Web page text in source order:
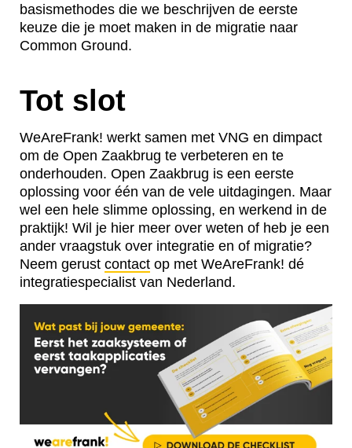
basismethodes die we beschrijven de eerste
keuze die je moet maken in de migratie naar
Common Ground.
Tot slot
WeAreFrank! werkt samen met VNG en dimpact
om de Open Zaakbrug te verbeteren en te
onderhouden. Open Zaakbrug is een eerste
oplossing voor één van de vele uitdagingen. Maar
wel een hele slimme oplossing, en werkend in de
praktijk! Wil je hier meer over weten of heb je een
ander vraagstuk over integratie en of migratie?
Neem gerust contact op met WeAreFrank! dé
integratiespecialist van Nederland.